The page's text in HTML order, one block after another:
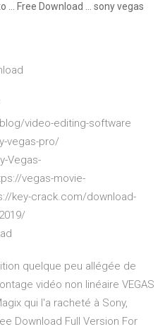
Free Download ... sony vegas
video-editing-software
vegas-pro/
Vegas-
vegas-movie-
key-crack.com/download-
quelque peu allégée de
vidéo non linéaire VEGAS
qui l'a racheté à Sony,
Download Full Version For